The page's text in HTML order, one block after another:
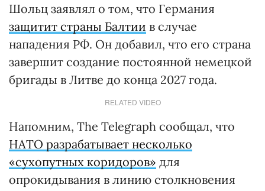
Шольц заявлял о том, что Германия
защитит страны Балтии в случае
нападения РФ. Он добавил, что его страна
завершит создание постоянной немецкой
бригады в Литве до конца 2027 года.
RELATED VIDEO
Напомним, The Telegraph сообщал, что
НАТО разрабатывает несколько
«сухопутных коридоров» для
опрокидывания в линию столкновения